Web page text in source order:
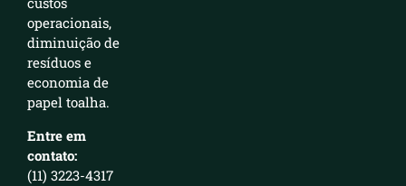
operacionais,
diminuição de
resíduos e
economia de
papel toalha.
Entre em
contato:
(11) 3223-4317